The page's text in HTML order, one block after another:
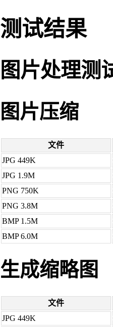
测试结果
图片处理测
图片压缩
文件
JPG 449K
JPG 1.9M
PNG 750K
PNG 3.8M
BMP 1.5M
BMP 6.0M
生成缩略图
文件
JPG 449K